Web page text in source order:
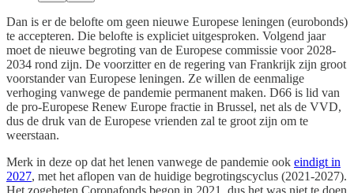
Dan is er de belofte om geen nieuwe Europese leningen (eurobonds)
te accepteren. Die belofte is expliciet uitgesproken. Volgend jaar
moet de nieuwe begroting van de Europese commissie voor 2028-
2034 rond zijn. De voorzitter en de regering van Frankrijk zijn groot
voorstander van Europese leningen. Ze willen de eenmalige
verhoging vanwege de pandemie permanent maken. D66 is lid van
de pro-Europese Renew Europe fractie in Brussel, net als de VVD,
dus de druk van de Europese vrienden zal te groot zijn om te
weerstaan.
Merk in deze op dat het lenen vanwege de pandemie ook eindigt in
2027, met het aflopen van de huidige begrotingscyclus (2021-2027).
Het zogeheten Coronafonds begon in 2021, dus het was niet te doen